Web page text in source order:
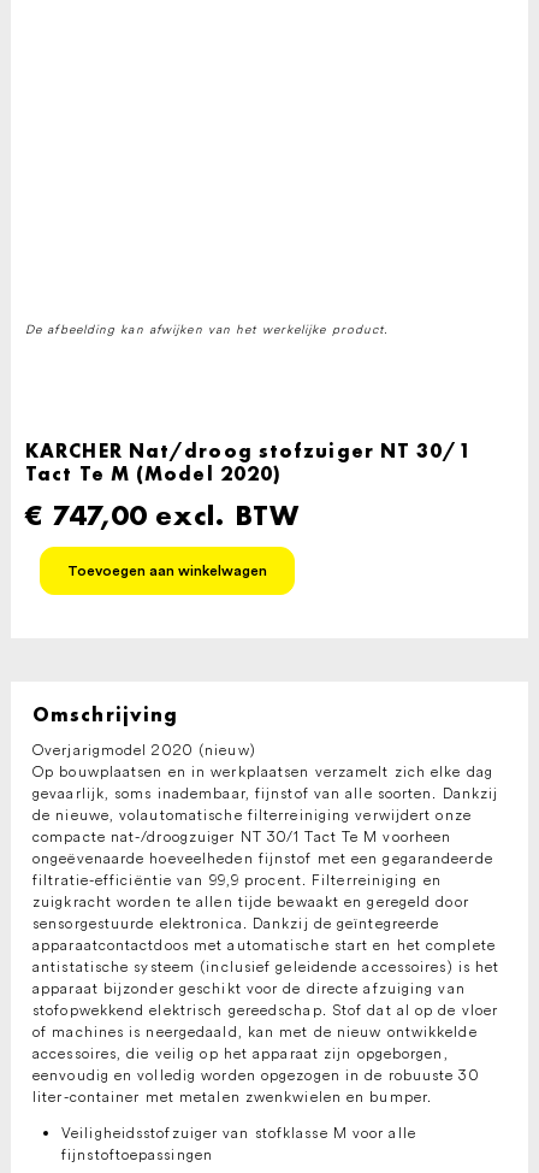
De afbeelding kan afwijken van het werkelijke product.
KARCHER Nat/droog stofzuiger NT 30/1
Tact Te M (Model 2020)
€ 747,00excl. BTW
KARCHER
Nat/droog
stofzuiger
M
2020)
aantal
Toevoegen aan winkelwagen
Omschrijving
Overjarigmodel 2020 (nieuw)
Op bouwplaatsen en in werkplaatsen verzamelt zich elke dag
gevaarlijk, soms inadembaar, fijnstof van alle soorten. Dankzij
de nieuwe, volautomatische filterreiniging verwijdert onze
compacte nat-/droogzuiger NT 30/1 Tact Te M voorheen
ongeëvenaarde hoeveelheden fijnstof met een gegarandeerde
filtratie-efficiëntie van 99,9 procent. Filterreiniging en
zuigkracht worden te allen tijde bewaakt en geregeld door
sensorgestuurde elektronica. Dankzij de geïntegreerde
apparaatcontactdoos met automatische start en het complete
antistatische systeem (inclusief geleidende accessoires) is het
apparaat bijzonder geschikt voor de directe afzuiging van
stofopwekkend elektrisch gereedschap. Stof dat al op de vloer
of machines is neergedaald, kan met de nieuw ontwikkelde
accessoires, die veilig op het apparaat zijn opgeborgen,
eenvoudig en volledig worden opgezogen in de robuuste 30
liter-container met metalen zwenkwielen en bumper.
Veiligheidsstofzuiger van stofklasse M voor alle
fijnstoftoepassingen